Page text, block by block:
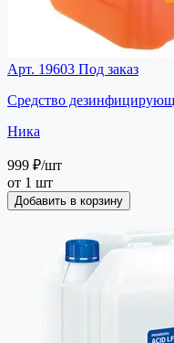
Арт. 19603 Под заказ
Средство
Ника
999 ₽/шт
от 1 шт
Добавить в корзину